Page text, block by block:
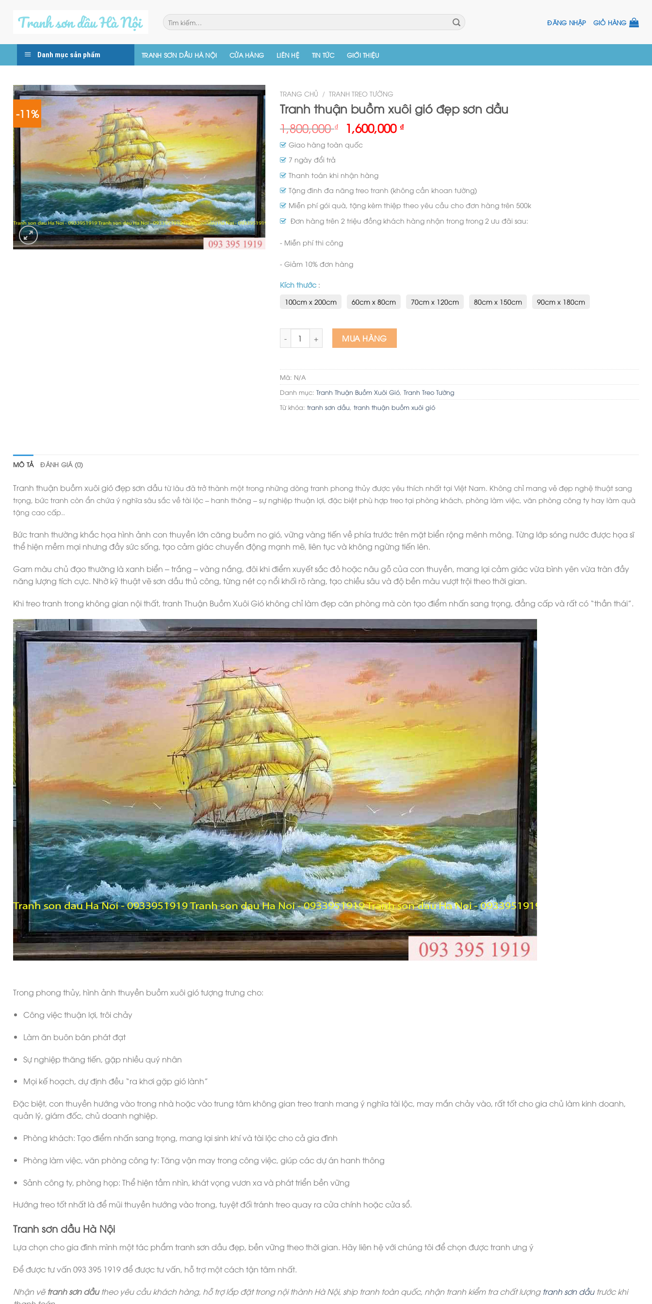
content
Tìm
kiếm:
ĐĂNG NHẬP GIỎ HÀNG
Danh mục sản phẩm TRANH SƠN DẦU HÀ NỘI CỬA HÀNG LIÊN HỆ TIN TỨC GIỚI THIỆU
-11%
TRANG CHỦ / TRANH TREO TƯỜNG
Tranh thuận buồm xuôi gió đẹp sơn dầu
1,800,000₫ 1,600,000 ₫
Giao hàng toàn quốc
7 ngày đổi trả
Thanh toán khi nhận hàng
Tặng đinh đa năng treo tranh (không cần khoan tường)
Miễn phí gói quà, tặng kèm thiệp theo yêu cầu cho đơn hàng trên 500k
Đơn hàng trên 2 triệu đồng khách hàng nhận trong trong 2 ưu đãi sau:
- Miễn phí thi công
- Giảm 10% đơn hàng
Kích thước :
100cm x 200cm
60cm x 80cm 70cm x 120cm 80cm x 150cm 90cm x 180cm
Tranh thuận buồm xuôi gió đẹp sơn dầu số lượng
MUA HÀNG
Mã: N/A
Danh mục: Tranh Thuận Buồm Xuôi Gió, Tranh Treo Tường
Từ khóa: tranh sơn dầu, tranh thuận buồm xuôi gió
MÔ TẢ ĐÁNH GIÁ (0)
Tranh thuận buồm xuôi gió đẹp sơn dầu từ lâu đã trở thành một trong những dòng tranh phong thủy được yêu thích nhất tại Việt Nam. Không chỉ mang vẻ đẹp nghệ thuật sang
trọng, bức tranh còn ẩn chứa ý nghĩa sâu sắc về tài lộc – hanh thông – sự nghiệp thuận lợi, đặc biệt phù hợp treo tại phòng khách, phòng làm việc, văn phòng công ty hay làm quà
tặng cao cấp..
Bức tranh thường khắc họa hình ảnh con thuyền lớn căng buồm no gió, vững vàng tiến về phía trước trên mặt biển rộng mênh mông. Từng lớp sóng nước được họa sĩ
thể hiện mềm mại nhưng đầy sức sống, tạo cảm giác chuyển động mạnh mẽ, liên tục và không ngừng tiến lên.
Gam màu chủ đạo thường là xanh biển – trắng – vàng nắng, đôi khi điểm xuyết sắc đỏ hoặc nâu gỗ của con thuyền, mang lại cảm giác vừa bình yên vừa tràn đầy
năng lượng tích cực. Nhờ kỹ thuật vẽ sơn dầu thủ công, từng nét cọ nổi khối rõ ràng, tạo chiều sâu và độ bền màu vượt trội theo thời gian.
Khi treo tranh trong không gian nội thất, tranh Thuận Buồm Xuôi Gió không chỉ làm đẹp căn phòng mà còn tạo điểm nhấn sang trọng, đẳng cấp và rất có “thần thái”.
Trong phong thủy, hình ảnh thuyền buồm xuôi gió tượng trưng cho:
Công việc thuận lợi, trôi chảy
Làm ăn buôn bán phát đạt
Sự nghiệp thăng tiến, gặp nhiều quý nhân
Mọi kế hoạch, dự định đều “ra khơi gặp gió lành”
Đặc biệt, con thuyền hướng vào trong nhà hoặc vào trung tâm không gian treo tranh mang ý nghĩa tài lộc, may mắn chảy vào, rất tốt cho gia chủ làm kinh doanh,
quản lý, giám đốc, chủ doanh nghiệp.
Phòng khách: Tạo điểm nhấn sang trọng, mang lại sinh khí và tài lộc cho cả gia đình
Phòng làm việc, văn phòng công ty: Tăng vận may trong công việc, giúp các dự án hanh thông
Sảnh công ty, phòng họp: Thể hiện tầm nhìn, khát vọng vươn xa và phát triển bền vững
Hướng treo tốt nhất là để mũi thuyền hướng vào trong, tuyệt đối tránh treo quay ra cửa chính hoặc cửa sổ.
Tranh sơn dầu Hà Nội
Lựa chọn cho gia đình mình một tác phẩm tranh sơn dầu đẹp, bền vững theo thời gian. Hãy liên hệ với chúng tôi để chọn được tranh ưng ý
Để được tư vấn 093 395 1919 để được tư vấn, hỗ trợ một cách tận tâm nhất.
Nhận vẽ tranh sơn dầutheo yêu cầu khách hàng, hỗ trợ lắp đặt trong nội thành Hà Nội, ship tranh toàn quốc, nhận tranh kiểm tra chất lượng tranh sơn dầutrước khi